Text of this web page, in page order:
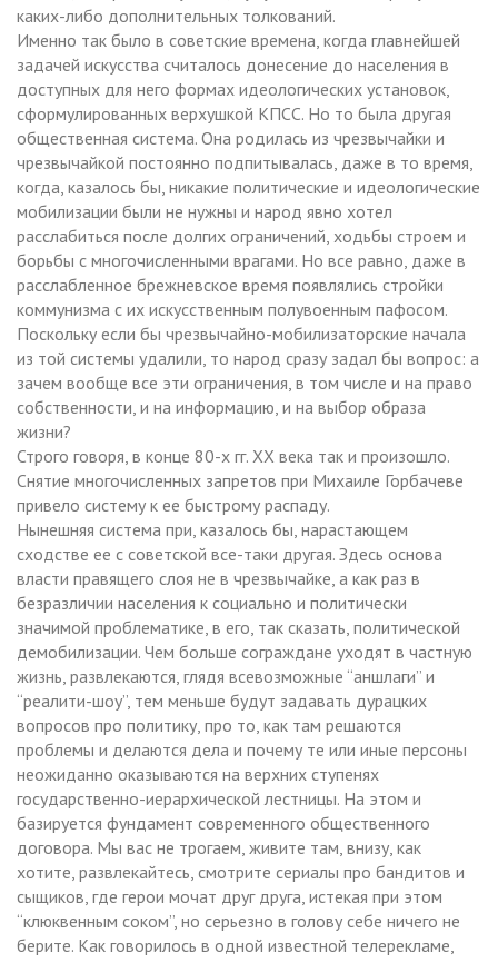
каких-либо дополнительных толкований.
Именно так было в советские времена, когда главнейшей
задачей искусства считалось донесение до населения в
доступных для него формах идеологических установок,
сформулированных верхушкой КПСС. Но то была другая
общественная система. Она родилась из чрезвычайки и
чрезвычайкой постоянно подпитывалась, даже в то время,
когда, казалось бы, никакие политические и идеологические
мобилизации были не нужны и народ явно хотел
расслабиться после долгих ограничений, ходьбы строем и
борьбы с многочисленными врагами. Но все равно, даже в
расслабленное брежневское время появлялись стройки
коммунизма с их искусственным полувоенным пафосом.
Поскольку если бы чрезвычайно-мобилизаторские начала
из той системы удалили, то народ сразу задал бы вопрос: а
зачем вообще все эти ограничения, в том числе и на право
собственности, и на информацию, и на выбор образа
жизни?
Строго говоря, в конце 80-х гг. ХХ века так и произошло.
Снятие многочисленных запретов при Михаиле Горбачеве
привело систему к ее быстрому распаду.
Нынешняя система при, казалось бы, нарастающем
сходстве ее с советской все-таки другая. Здесь основа
власти правящего слоя не в чрезвычайке, а как раз в
безразличии населения к социально и политически
значимой проблематике, в его, так сказать, политической
демобилизации. Чем больше сограждане уходят в частную
жизнь, развлекаются, глядя всевозможные “аншлаги” и
“реалити-шоу”, тем меньше будут задавать дурацких
вопросов про политику, про то, как там решаются
проблемы и делаются дела и почему те или иные персоны
неожиданно оказываются на верхних ступенях
государственно-иерархической лестницы. На этом и
базируется фундамент современного общественного
договора. Мы вас не трогаем, живите там, внизу, как
хотите, развлекайтесь, смотрите сериалы про бандитов и
сыщиков, где герои мочат друг друга, истекая при этом
“клюквенным соком”, но серьезно в голову себе ничего не
берите. Как говорилось в одной известной телерекламе,